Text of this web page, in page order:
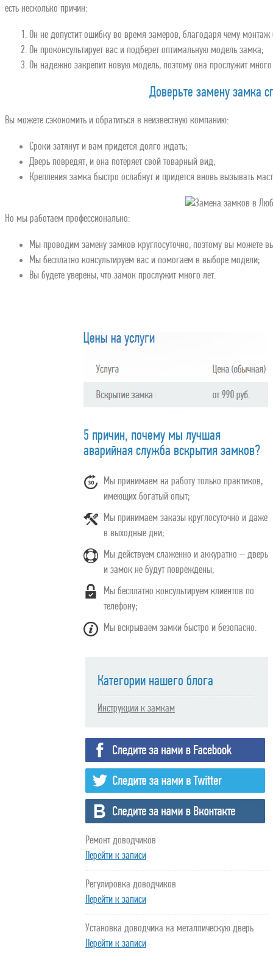
есть несколько причин:
Он не допустит ошибку во время замеров, благодаря чему монтаж
Он проконсультирует вас и подберет оптимальную модель замка;
Он надежно закрепит новую модель, поэтому она прослужит много
Доверьте замену замка
Вы можете сэкономить и обратиться в неизвестную компанию:
Сроки затянут и вам придется долго ждать;
Дверь повредят, и она потеряет свой товарный вид;
Крепления замка быстро ослабнут и придется вновь вызывать
Но мы работаем профессионально:
Мы проводим замену замков круглосуточно, поэтому вы можете
Мы бесплатно консультируем вас и помогаем в выборе модели;
Вы будете уверены, что замок прослужит много лет.
5 причин, почему мы лучшая
аварийная служба вскрытия замков?
Мы принимаем на работу только практиков,
имеющих богатый опыт;
Мы принимаем заказы круглосуточно и даже
в выходные дни;
Мы действуем слаженно и аккуратно – дверь
и замок не будут повреждены;
Мы бесплатно консультируем клиентов по
телефону;
Мы вскрываем замки быстро и безопасно.
Категории нашего блога
Инструкции к замкам
Ремонт доводчиков
Перейти к записи
Регулировка доводчиков
Перейти к записи
Установка доводчика на металлическую дверь
Перейти к записи